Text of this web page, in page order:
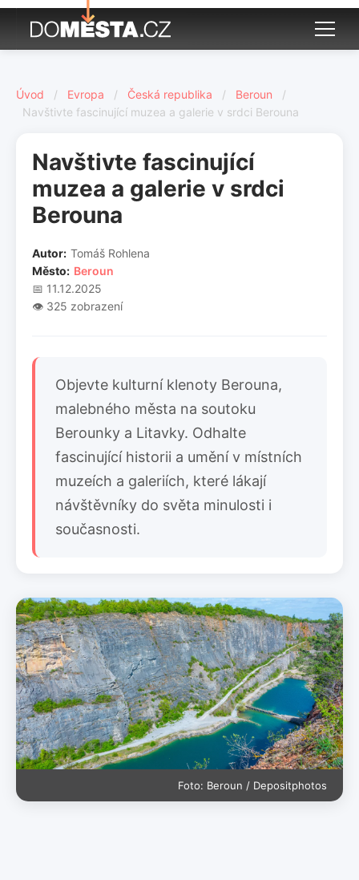
Úvod / Evropa / Česká republika / Beroun
/
Navštivte fascinující muzea a galerie v srdci Berouna
Navštivte fascinující
muzea a galerie v srdci
Berouna
Autor: Tomáš Rohlena
Město: Beroun
📅 11.12.2025
👁️ 325 zobrazení
Objevte kulturní klenoty Berouna,
malebného města na soutoku
Berounky a Litavky. Odhalte
fascinující historii a umění v místních
muzeích a galeriích, které lákají
návštěvníky do světa minulosti i
současnosti.
Foto: Beroun / Depositphotos